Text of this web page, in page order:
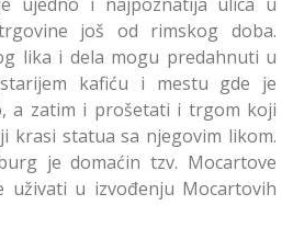
još od rimskog doba.
lika i dela mogu predahnuti u
kafiću i mestu gde je
a zatim i prošetati i trgom koji
krasi statua sa njegovim likom.
je domaćin tzv. Mocartove
uživati u izvođenju Mocartovih